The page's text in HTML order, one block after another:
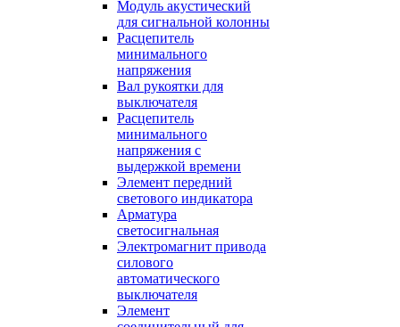
Модуль акустический
для сигнальной колонны
Расцепитель
минимального
напряжения
Вал рукоятки для
выключателя
Расцепитель
минимального
напряжения с
выдержкой времени
Элемент передний
светового индикатора
Арматура
светосигнальная
Электромагнит привода
силового
автоматического
выключателя
Элемент